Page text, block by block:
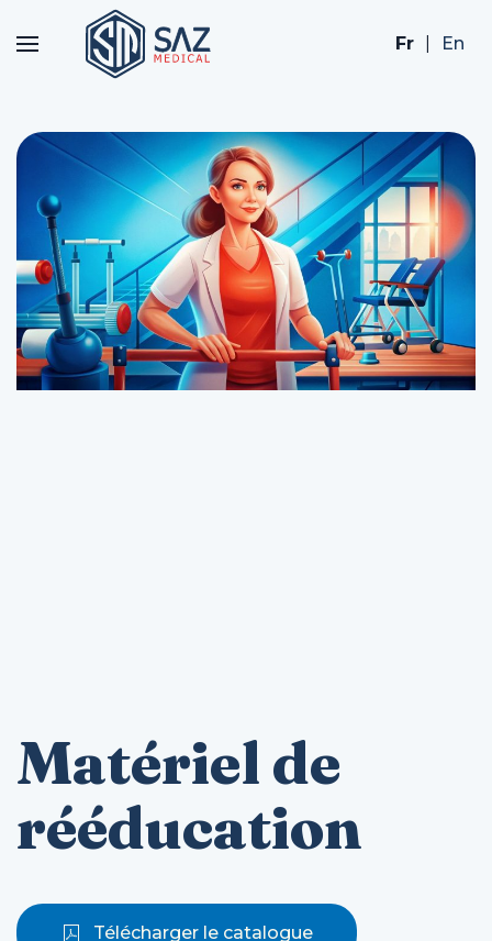
Fr En
Matériel de
rééducation
Télécharger le catalogue